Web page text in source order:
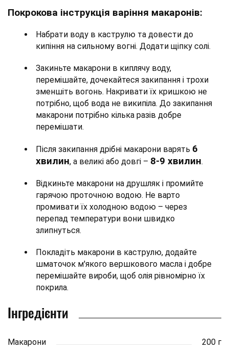
Покрокова інструкція варіння макаронів:
Набрати воду в каструлю та довести до
кипіння на сильному вогні. Додати щіпку солі.
Закиньте макарони в киплячу воду,
перемішайте, дочекайтеся закипання і трохи
зменшіть вогонь. Накривати їх кришкою не
потрібно, щоб вода не википіла. До закипання
макарони потрібно кілька разів добре
перемішати.
Після закипання дрібні макарони варять 6
хвилин, а великі або довгі – 8-9 хвилин.
Відкиньте макарони на друшляк і промийте
гарячою проточною водою. Не варто
промивати їх холодною водою – через
перепад температури вони швидко
злипнуться.
Покладіть макарони в каструлю, додайте
шматочок м'якого вершкового масла і добре
перемішайте вироби, щоб олія рівномірно їх
покрила.
Інгредієнти
Макарони
200 г